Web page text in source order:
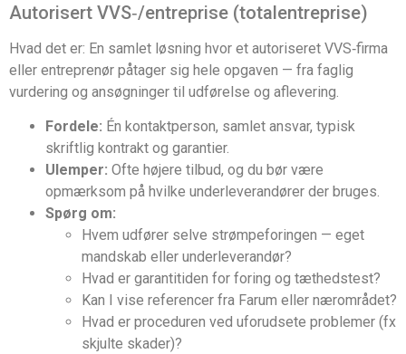
Autorisert VVS‑/entreprise (totalentreprise)
Hvad det er: En samlet løsning hvor et autoriseret VVS‑firma
eller entreprenør påtager sig hele opgaven — fra faglig
vurdering og ansøgninger til udførelse og aflevering.
Fordele: Én kontaktperson, samlet ansvar, typisk
skriftlig kontrakt og garantier.
Ulemper: Ofte højere tilbud, og du bør være
opmærksom på hvilke underleverandører der bruges.
Spørg om:
Hvem udfører selve strømpeforingen — eget
mandskab eller underleverandør?
Hvad er garantitiden for foring og tæthedstest?
Kan I vise referencer fra Farum eller nærområdet?
Hvad er proceduren ved uforudsete problemer (fx
skjulte skader)?